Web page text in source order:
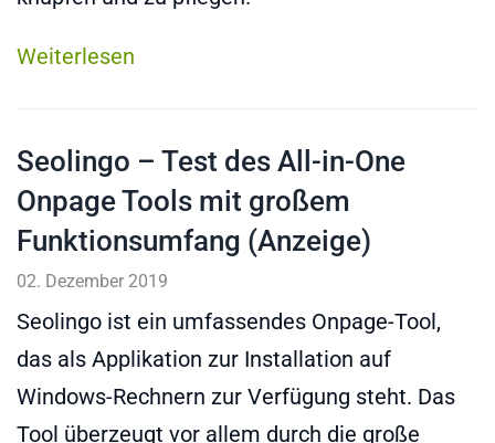
Weiterlesen
Seolingo – Test des All-in-One
Onpage Tools mit großem
Funktionsumfang (Anzeige)
02. Dezember 2019
Seolingo ist ein umfassendes Onpage-Tool,
das als Applikation zur Installation auf
Windows-Rechnern zur Verfügung steht. Das
Tool überzeugt vor allem durch die große